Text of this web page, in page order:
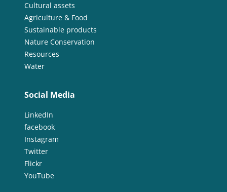
Cultural assets
Agriculture & Food
Sustainable products
Nature Conservation
Resources
Water
Social Media
LinkedIn
facebook
Instagram
Twitter
Flickr
YouTube